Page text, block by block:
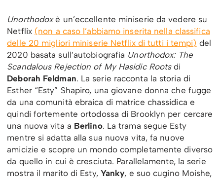
Unorthodoxè un’eccellente miniserie da vedere su
Netflix (non a caso l’abbiamo inserita nella classifica
delle 20 migliori miniserie Netflix di tutti i tempi) del
2020 basata sull’autobiografia Unorthodox: The
Scandalous Rejection of My Hasidic Rootsdi
Deborah Feldman. La serie racconta la storia di
Esther “Esty” Shapiro, una giovane donna che fugge
da una comunità ebraica di matrice chassidica e
quindi fortemente ortodossa di Brooklyn per cercare
una nuova vita a Berlino. La trama segue Esty
mentre si adatta alla sua nuova vita, fa nuove
amicizie e scopre un mondo completamente diverso
da quello in cui è cresciuta. Parallelamente, la serie
mostra il marito di Esty, Yanky, e suo cugino Moishe,